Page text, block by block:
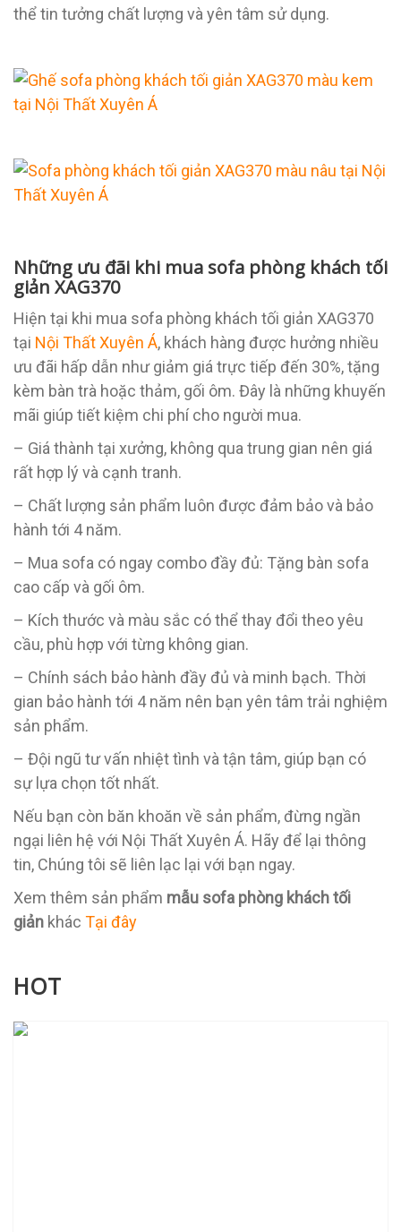
thể tin tưởng chất lượng và yên tâm sử dụng.
Những ưu đãi khi mua sofa phòng khách tối
giản XAG370
Hiện tại khi mua sofa phòng khách tối giản XAG370
tại Nội Thất Xuyên Á, khách hàng được hưởng nhiều
ưu đãi hấp dẫn như giảm giá trực tiếp đến 30%, tặng
kèm bàn trà hoặc thảm, gối ôm. Đây là những khuyến
mãi giúp tiết kiệm chi phí cho người mua.
– Giá thành tại xưởng, không qua trung gian nên giá
rất hợp lý và cạnh tranh.
– Chất lượng sản phẩm luôn được đảm bảo và bảo
hành tới 4 năm.
– Mua sofa có ngay combo đầy đủ: Tặng bàn sofa
cao cấp và gối ôm.
– Kích thước và màu sắc có thể thay đổi theo yêu
cầu, phù hợp với từng không gian.
– Chính sách bảo hành đầy đủ và minh bạch. Thời
gian bảo hành tới 4 năm nên bạn yên tâm trải nghiệm
sản phẩm.
– Đội ngũ tư vấn nhiệt tình và tận tâm, giúp bạn có
sự lựa chọn tốt nhất.
Nếu bạn còn băn khoăn về sản phẩm, đừng ngần
ngại liên hệ với Nội Thất Xuyên Á. Hãy để lại thông
tin, Chúng tôi sẽ liên lạc lại với bạn ngay.
Xem thêm sản phẩm mẫu sofa phòng khách tối
giản khác Tại đây
HOT